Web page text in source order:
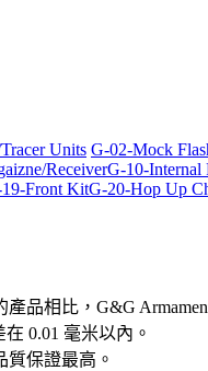
Units G-02-Mock
ReceiverG-10-Internal
Front KitG-20-Hop Up
品相比，G&G
0.01 毫米以內。
質保證最高。